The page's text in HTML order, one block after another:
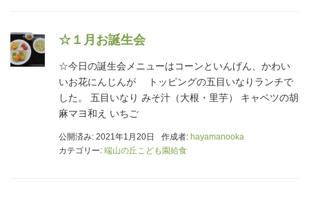
☆１月お誕生会
☆今日の誕生会メニューはコーンといんげん、かわい
いお花にんじんが トッピングの五目いなりランチで
した。 五目いなり みそ汁（大根・里芋） キャベツの胡
麻マヨ和え いちご
公開済み: 2021年1月20日 作成者: hayamanooka
カテゴリー: 端山の丘こども園給食